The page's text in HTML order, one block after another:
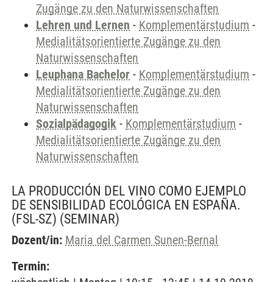
Zugänge zu den Naturwissenschaften
Lehren und Lernen - Komplementärstudium -
Medialitätsorientierte Zugänge zu den
Naturwissenschaften
Leuphana Bachelor - Komplementärstudium -
Medialitätsorientierte Zugänge zu den
Naturwissenschaften
Sozialpädagogik - Komplementärstudium -
Medialitätsorientierte Zugänge zu den
Naturwissenschaften
LA PRODUCCIÓN DEL VINO COMO EJEMPLO
DE SENSIBILIDAD ECOLÓGICA EN ESPAÑA.
(FSL-SZ) (SEMINAR)
Dozent/in: Maria del Carmen Sunen-Bernal
Termin: